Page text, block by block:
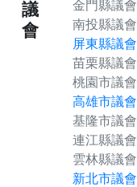
議
會
金門縣議會
南投縣議會
屏東縣議會
苗栗縣議會
桃園市議會
高雄市議會
基隆市議會
連江縣議會
雲林縣議會
新北市議會